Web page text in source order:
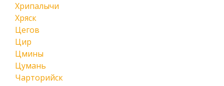
Хрипалычи
Хряск
Цегов
Цир
Цмины
Цумань
Чарторийск